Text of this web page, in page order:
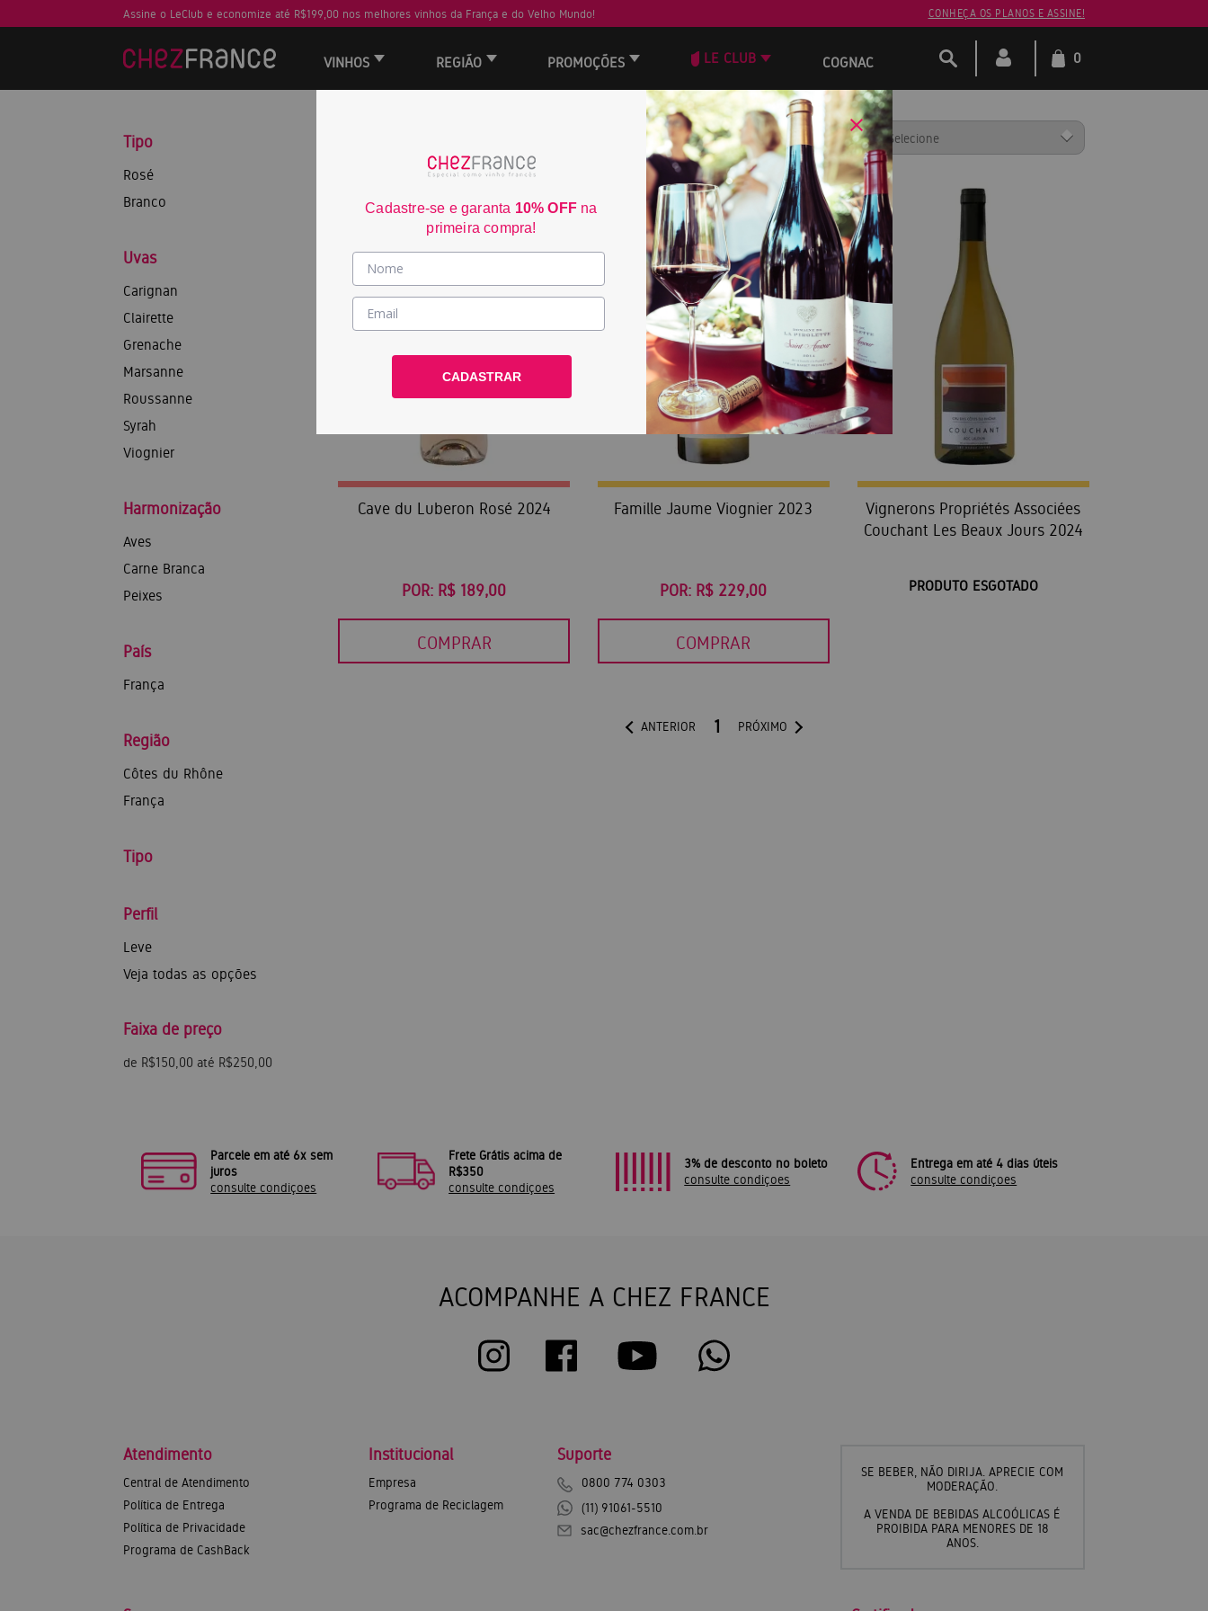
Assine o LeClub e economize até R$199,00 nos melhores vinhos da França e do Velho Mundo! CONHEÇA OS PLANOS E ASSINE!
VINHOS REGIÃO PROMOÇÕES LE CLUB COGNAC 0
Tipo
Rosé
Branco
Uvas
Carignan
Clairette
Grenache
Marsanne
Roussanne
Syrah
Viognier
Harmonização
Aves
Carne Branca
Peixes
País
França
Região
Côtes du Rhône
França
Tipo
Perfil
Leve
Veja todas as opções
Faixa de preço
de R$150,00 até R$250,00
ORDENAR POR:
Cave du Luberon Rosé 2024
POR: R$ 189,00
COMPRAR
Famille Jaume Viognier 2023
POR: R$ 229,00
COMPRAR
Vignerons Propriétés Associées
Couchant Les Beaux Jours 2024
PRODUTO ESGOTADO
ANTERIOR 1 PRÓXIMO
Parcele em até 6x sem
juros
consulte condiçoes
Frete Grátis acima de
R$350
consulte condiçoes
3% de desconto no boleto
consulte condiçoes
Entrega em até 4 dias úteis
consulte condiçoes
ACOMPANHE A CHEZ FRANCE
Atendimento
Central de Atendimento
Política de Entrega
Política de Privacidade
Programa de CashBack
Institucional
Empresa
Programa de Reciclagem
Suporte
0800 774 0303
(11) 91061-5510
sac@chezfrance.com.br
SE BEBER, NÃO DIRIJA. APRECIE COM
MODERAÇÃO.
A VENDA DE BEBIDAS ALCOÓLICAS É
PROIBIDA PARA MENORES DE 18
ANOS.
Cadastre-se e garanta 10% OFF na
primeira compra!
CADASTRAR